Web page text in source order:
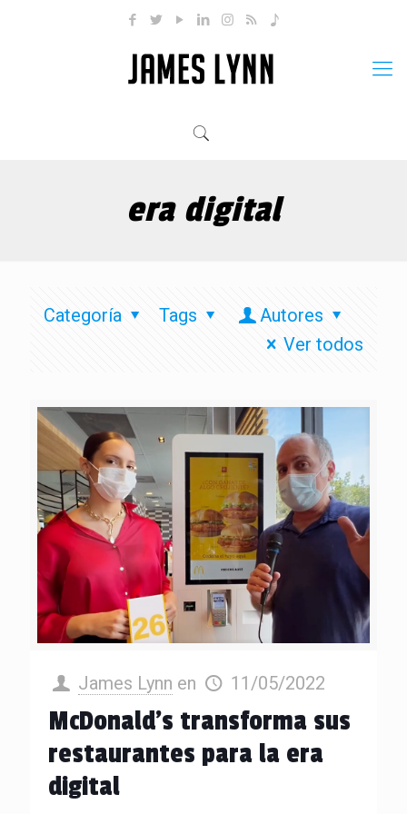
era digital
Categoría Tags
Autores
Ver todos
James Lynn en 11/05/2022
McDonald’s transforma sus
restaurantes para la era
digital